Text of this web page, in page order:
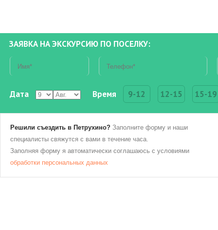
ЗАЯВКА НА ЭКСКУРСИЮ ПО ПОСЕЛКУ:
Дата Время 9-12 12-15 15-19
Решили съездить в Петрухино? Заполните форму и наши
специалисты свяжутся с вами в течение часа.
Заполняя форму я автоматически соглашаюсь с условиями
обработки персональных данных